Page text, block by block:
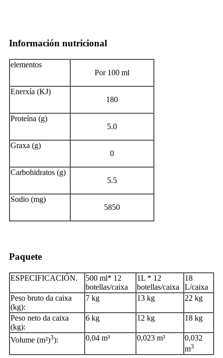
Información nutricional
elementos
Por 100 ml
Enerxía (KJ)
180
Proteína (g)
5.0
Graxa (g)
0
Carbohidratos (g)
5.5
Sodio (mg)
5850
Paquete
ESPECIFICACIÓN.
500 ml* 12
botellas/caixa
1L * 12
botellas/caixa
18
L/caixa
Peso bruto da caixa
(kg):
7 kg 13 kg 22 kg
Peso neto da caixa
(kg):
6 kg 12 kg 18 kg
Volume (m²)3): 0,04 m³ 0,023 m³
0,032
m3